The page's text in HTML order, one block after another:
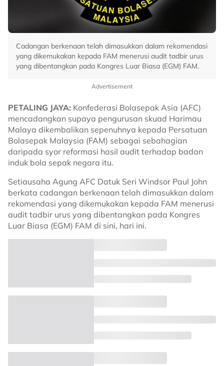
Cadangan berkenaan telah dimasukkan dalam rekomendasi
yang dikemukakan kepada FAM menerusi audit tadbir urus
yang dibentangkan pada Kongres Luar Biasa (EGM) FAM.
Advertisement
PETALING JAYA: Konfederasi Bolasepak Asia (AFC)
mencadangkan supaya pengurusan skuad Harimau
Malaya dikembalikan sepenuhnya kepada Persatuan
Bolasepak Malaysia (FAM) sebagai sebahagian
daripada syor reformasi hasil audit terhadap badan
induk bola sepak negara itu.
Setiausaha Agung AFC Datuk Seri Windsor Paul John
berkata cadangan berkenaan telah dimasukkan dalam
rekomendasi yang dikemukakan kepada FAM menerusi
audit tadbir urus yang dibentangkan pada Kongres
Luar Biasa (EGM) FAM di sini, hari ini.